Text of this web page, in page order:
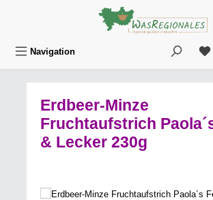
Zum Hauptinhalt springen
Navigation
Erdbeer-Minze
Fruchtaufstrich
& Lecker 230g
Bildergalerie überspringen